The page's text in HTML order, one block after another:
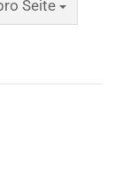
Seite
Seite